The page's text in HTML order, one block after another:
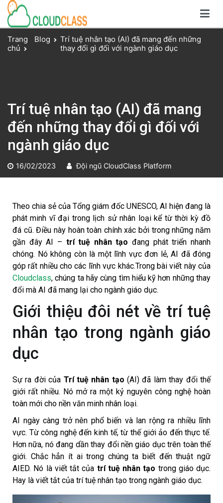
Nền tảng CloudClass
Trang
chủ
Blog
Trí tuệ nhân tạo (AI) đã mang đến những
thay đổi gì đối với ngành giáo dục
Trí tuệ nhân tạo (AI) đã mang
đến những thay đổi gì đối với
ngành giáo dục
16/02/2023 Đội ngũ CloudClass Platform
Theo chia sẻ của Tổng giám đốc UNESCO, AI hiện đang là
phát minh vĩ đại trong lịch sử nhân loại kể từ thời kỳ đồ
đá cũ. Điều này hoàn toàn chính xác bởi trong những năm
gần đây AI – trí tuệ nhân tạo đang phát triển nhanh
chóng. Nó không còn là một lĩnh vực đơn lẻ, AI đã đóng
góp rất nhiều cho các lĩnh vực khác.Trong bài viết này của
Cloudclass, chúng ta hãy cùng tìm hiểu kỹ hơn những thay
đổi mà AI đã mang lại cho ngành giáo dục.
Giới thiệu đôi nét về trí tuệ
nhân tạo trong ngành giáo
dục
Sự ra đời của Trí tuệ nhân tạo (AI) đã làm thay đổi thế
giới rất nhiều. Nó mở ra một kỷ nguyên công nghệ hoàn
toàn mới cho nền văn minh nhân loại.
AI ngày càng trở nên phổ biến và lan rộng ra nhiều lĩnh
vực. Từ công nghệ đến kinh tế, từ thế giới ảo đến thực tế.
Hơn nữa, nó đang dần thay đổi nền giáo dục trên toàn thế
giới. Chắc hẳn ít ai trong chúng ta biết đến thuật ngữ
AIED. Nó là viết tắt của trí tuệ nhân tạo trong giáo dục.
Hay là viết tắt của trí tuệ nhân tạo trong ngành giáo dục.